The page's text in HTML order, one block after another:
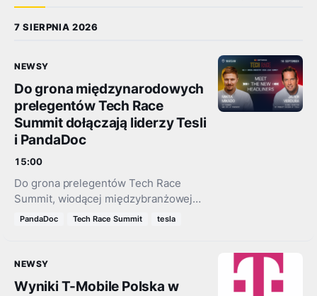
7 SIERPNIA 2026
NEWSY
Do grona międzynarodowych
prelegentów Tech Race
Summit dołączają liderzy Tesli
i PandaDoc
15:00
Do grona prelegentów Tech Race
Summit, wiodącej międzybranżowej
konferencji technologicznej
najbardziej rozpoznawalnych firm
września w Warszawie…
PandaDoc Tech Race Summit tesla
NEWSY
Wyniki T-Mobile Polska w